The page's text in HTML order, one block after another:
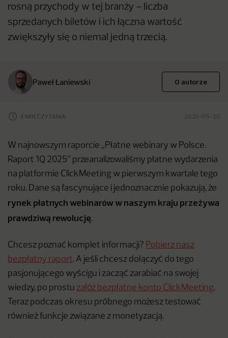
rosną przychody w tej branży – liczba
sprzedanych biletów i ich łączna wartość
zwiększyły się o niemal jedną trzecią.
Paweł Łaniewski O autorze
4 MIN CZYTANIA 2025-05-20
W najnowszym raporcie „Płatne webinary w Polsce.
Raport 1Q 2025” przeanalizowaliśmy płatne wydarzenia
na platformie ClickMeeting w pierwszym kwartale tego
roku. Dane są fascynujące i jednoznacznie pokazują, że
rynek płatnych webinarów w naszym kraju przeżywa
prawdziwą rewolucję.
Chcesz poznać komplet informacji? Pobierz nasz
bezpłatny raport. A jeśli chcesz dołączyć do tego
pasjonującego wyścigu i zacząć zarabiać na swojej
wiedzy, po prostu załóż bezpłatne konto ClickMeeting.
Teraz podczas okresu próbnego możesz testować
również funkcje związane z monetyzacją.